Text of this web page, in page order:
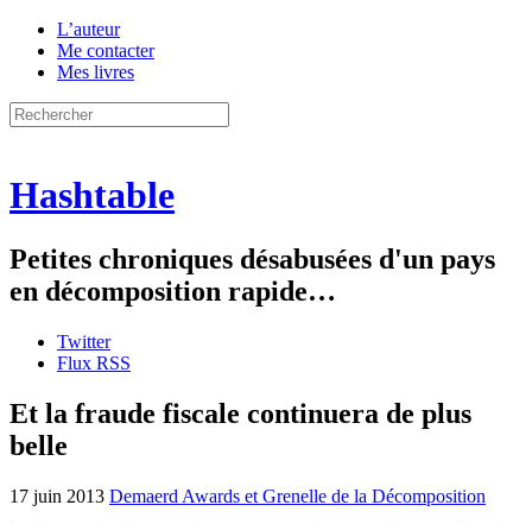
L’auteur
Me contacter
Mes livres
Hashtable
Petites chroniques désabusées d'un pays
en décomposition rapide…
Twitter
Flux RSS
Et la fraude fiscale continuera de plus
belle
17 juin 2013 Demaerd Awards et Grenelle de la Décomposition